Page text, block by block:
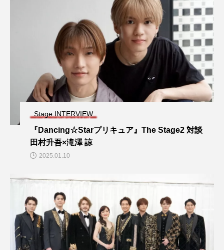
Stage INTERVIEW
『Dancing☆Starプリキュア』The Stage2 対談
田村升吾×滝澤 諒
2025.01.10